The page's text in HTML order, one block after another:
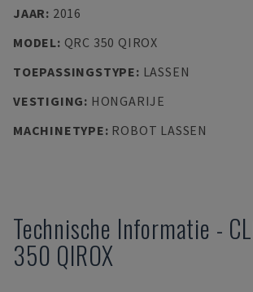
JAAR: 2016
MODEL: QRC 350 QIROX
TOEPASSINGSTYPE: LASSEN
VESTIGING: HONGARIJE
MACHINETYPE: ROBOT LASSEN
Technische Informatie -
350 QIROX